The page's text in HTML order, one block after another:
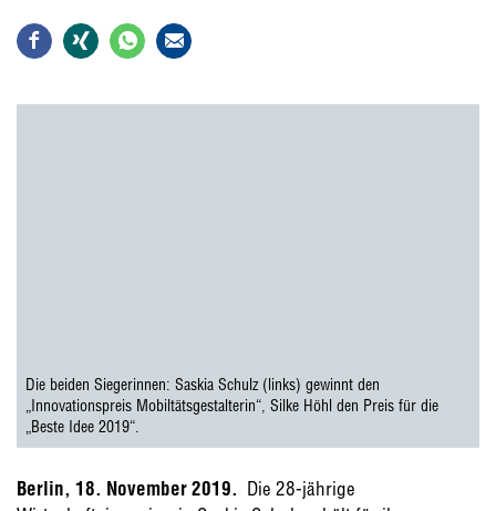
Die beiden Siegerinnen: Saskia Schulz (links) gewinnt den
„Innovationspreis Mobiltätsgestalterin“, Silke Höhl den Preis für die
„Beste Idee 2019“.
Berlin, 18. November 2019. Die 28-jährige